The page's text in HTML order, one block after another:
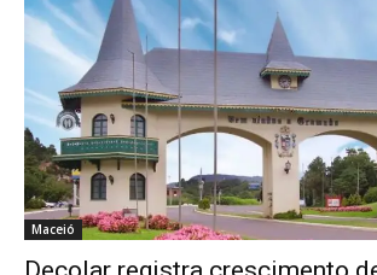
Maceió